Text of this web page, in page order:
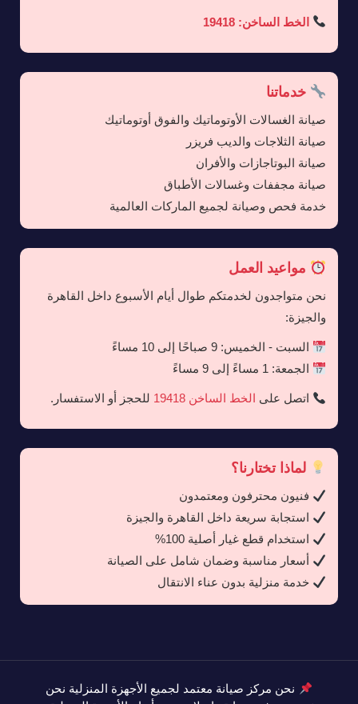
الخط الساخن: 19418
خدماتنا
صيانة الغسالات الأوتوماتيك والفوق أوتوماتيك
صيانة الثلاجات والديب فريزر
صيانة البوتاجازات والأفران
صيانة مجففات وغسالات الأطباق
خدمة فحص وصيانة لجميع الماركات العالمية
مواعيد العمل
نحن متواجدون لخدمتكم طوال أيام الأسبوع داخل القاهرة
والجيزة:
السبت - الخميس: 9 صباحًا إلى 10 مساءً
الجمعة: 1 مساءً إلى 9 مساءً
اتصل على الخط الساخن 19418 للحجز أو الاستفسار.
لماذا تختارنا؟
فنيون محترفون ومعتمدون
استجابة سريعة داخل القاهرة والجيزة
استخدام قطع غيار أصلية 100%
أسعار مناسبة وضمان شامل على الصيانة
خدمة منزلية بدون عناء الانتقال
نحن مركز صيانة معتمد لجميع الأجهزة المنزلية نحن